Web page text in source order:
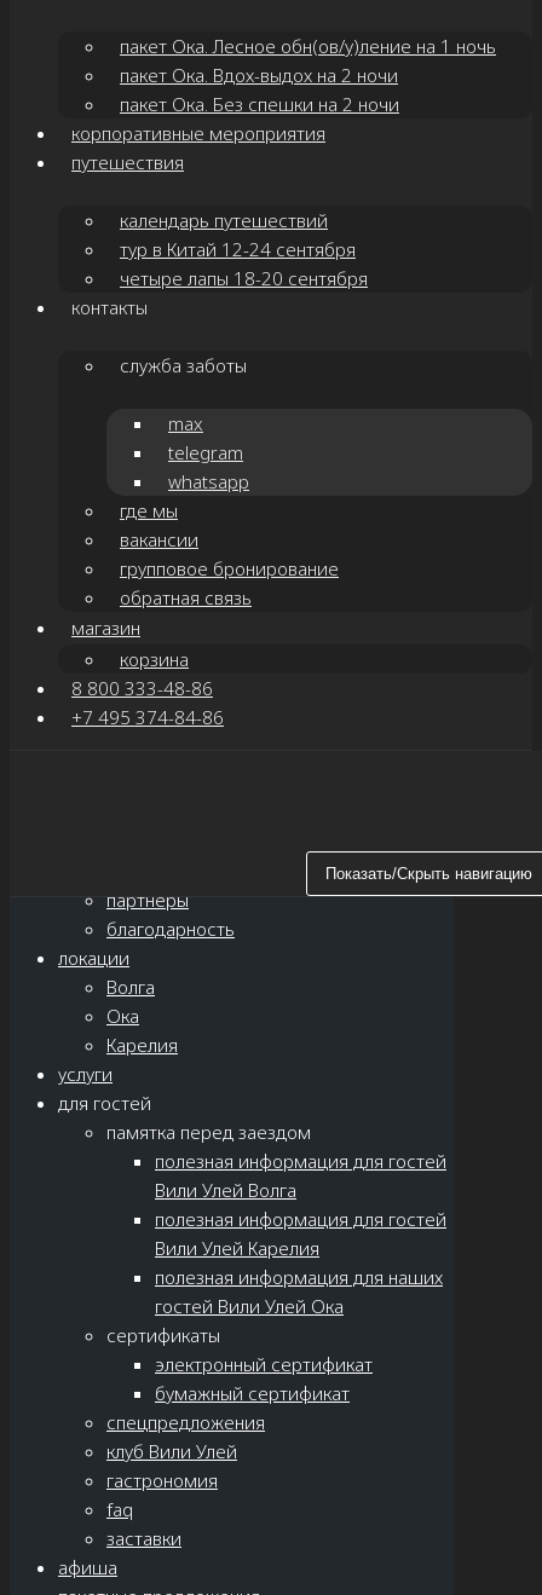
пакет Ока. Лесное обн(ов/у)ление на 1 ночь
пакет Ока. Вдох-выдох на 2 ночи
пакет Ока. Без спешки на 2 ночи
корпоративные мероприятия
путешествия
календарь путешествий
тур в Китай 12-24 сентября
четыре лапы 18-20 сентября
контакты
служба заботы
max
telegram
whatsapp
где мы
вакансии
групповое бронирование
обратная связь
магазин
корзина
8 800 333-48-86
+7 495 374-84-86
Показать/Скрыть навигацию
партнёры
благодарность
локации
Волга
Ока
Карелия
услуги
для гостей
памятка перед заездом
полезная информация для гостей
Вили Улей Волга
полезная информация для гостей
Вили Улей Карелия
полезная информация для наших
гостей Вили Улей Ока
сертификаты
электронный сертификат
бумажный сертификат
спецпредложения
клуб Вили Улей
гастрономия
faq
заставки
афиша